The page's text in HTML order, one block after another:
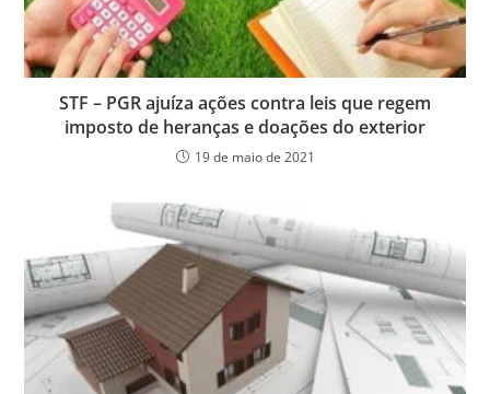
STF – PGR ajuíza ações contra leis que regem
imposto de heranças e doações do exterior
19 de maio de 2021